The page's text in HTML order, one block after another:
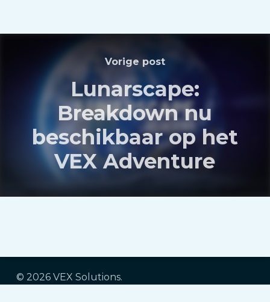
Vorige post
Lunarscape:
Breakdown nu
beschikbaar op het
VEX Adventure
© 2026 VEX Solutions.